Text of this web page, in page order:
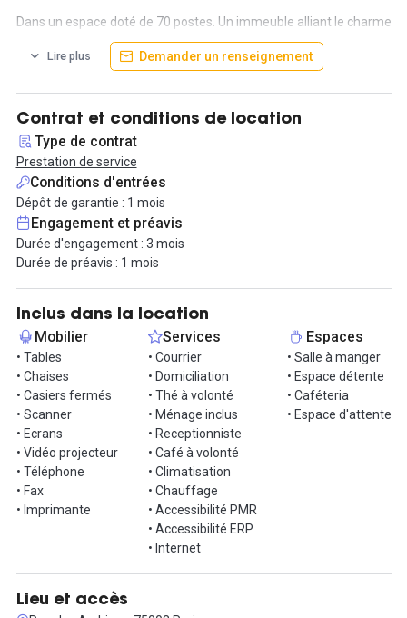
Dans un espace doté de 70 postes. Un immeuble alliant le charme
de l'ancien avec le confort moderne des équipements mis à
disposition des locataires.
Cet espace de bureaux fermés est idéal pour une grande
entreprise à la recherche de locaux dans la capitale.
Avec un large potentiel de modification des espaces, nous serons
à même de répondre à l'évolution de vos besoins au fil des
années. Additionnez à cela de nombreuses prestations et
services additionnels qui sauront booster la productivité de vos
salariés.
Equipé d'une salle de réunion privative, cabines téléphoniques et
espaces lounge.
À proximité des lignes de Métro 11, 8 et 1, cet immeuble est aussi
équipé d'un parking pour voitures et vélos sécurisé.
Invitez vos clients et collaborateurs à déjeuner dans un des
nombreux restaurants de ce quartier dynamique et agréable !
Visitez nos locaux avec Hub-Grade !
Lire plus Demander un renseignement
Contrat et conditions de location
Type de contrat
Prestation de service
Conditions d'entrées
Dépôt de garantie : 1 mois
Engagement et préavis
Durée d'engagement : 3 mois
Durée de préavis : 1 mois
Inclus dans la location
Mobilier
• Tables
• Chaises
• Casiers fermés
• Scanner
• Ecrans
• Vidéo projecteur
• Téléphone
• Fax
• Imprimante
Services
• Courrier
• Domiciliation
• Thé à volonté
• Ménage inclus
• Receptionniste
• Café à volonté
• Climatisation
• Chauffage
• Accessibilité PMR
• Accessibilité ERP
• Internet
Espaces
• Salle à manger
• Espace détente
• Caféteria
• Espace d'attente
Lieu et accès